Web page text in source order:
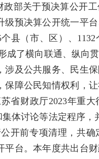
政部关于预决算公开
预决算公开统一平
县（市、区）、
了横向联通、纵向
及公共服务、民生
障公民知情权利，
省财政厅2023年重
体讨论等法定程序
开前专项清理，共
台。本年度共出台